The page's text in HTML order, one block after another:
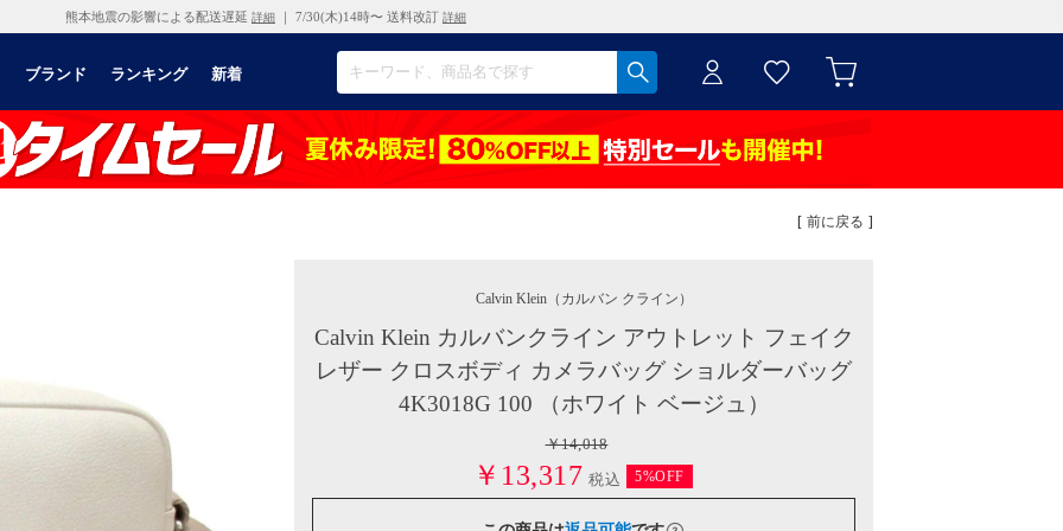
熊本地震の影響による配送遅延 詳細 ｜ 7/30(木)14時〜 送料改訂 詳細
ブランド ランキング 新着
[ 前に戻る ]
Calvin Klein（カルバン クライン）
Calvin Klein カルバンクライン アウトレット フェイク
レザー クロスボディ カメラバッグ ショルダーバッグ
4K3018G 100 （ホワイト ベージュ）
￥14,018
￥13,317 税込 5%OFF